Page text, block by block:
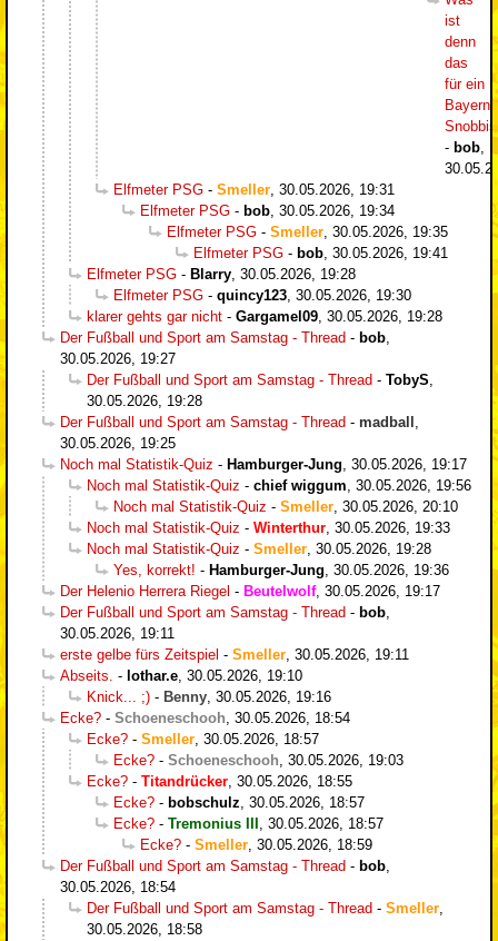
ist
denn
das
für ein
Bayern-
- bob,
Elfmeter PSG - Smeller, 30.05.2026, 19:31
Elfmeter PSG - bob, 30.05.2026, 19:34
Elfmeter PSG - Smeller, 30.05.2026, 19:35
Elfmeter PSG - bob, 30.05.2026, 19:41
Elfmeter PSG - Blarry, 30.05.2026, 19:28
Elfmeter PSG - quincy123, 30.05.2026, 19:30
klarer gehts gar nicht - Gargamel09, 30.05.2026, 19:28
Der Fußball und Sport am Samstag - Thread - bob,
30.05.2026, 19:27
Der Fußball und Sport am Samstag - Thread - TobyS,
30.05.2026, 19:28
Der Fußball und Sport am Samstag - Thread - madball ,
30.05.2026, 19:25
Noch mal Statistik-Quiz - Hamburger-Jung, 30.05.2026, 19:17
Noch mal Statistik-Quiz - chief wiggum, 30.05.2026, 19:56
Noch mal Statistik-Quiz - Smeller, 30.05.2026, 20:10
Noch mal Statistik-Quiz - Winterthur, 30.05.2026, 19:33
Noch mal Statistik-Quiz - Smeller, 30.05.2026, 19:28
Yes, korrekt! - Hamburger-Jung, 30.05.2026, 19:36
Der Helenio Herrera Riegel - Beutelwolf, 30.05.2026, 19:17
Der Fußball und Sport am Samstag - Thread - bob,
30.05.2026, 19:11
erste gelbe fürs Zeitspiel - Smeller, 30.05.2026, 19:11
Abseits. - lothar.e, 30.05.2026, 19:10
Knick... ;) - Benny, 30.05.2026, 19:16
Ecke? - Schoeneschooh, 30.05.2026, 18:54
Ecke? - Smeller, 30.05.2026, 18:57
Ecke? - Schoeneschooh, 30.05.2026, 19:03
Ecke? - Titandrücker, 30.05.2026, 18:55
Ecke? - bobschulz, 30.05.2026, 18:57
Ecke? - Tremonius III , 30.05.2026, 18:57
Ecke? - Smeller, 30.05.2026, 18:59
Der Fußball und Sport am Samstag - Thread - bob,
30.05.2026, 18:54
Der Fußball und Sport am Samstag - Thread - Smeller,
30.05.2026, 18:58